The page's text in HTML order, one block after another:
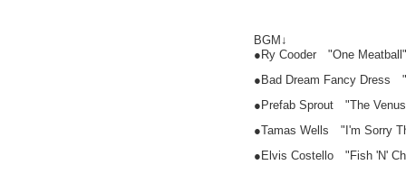
BGM↓
●Ry Cooder "One Meatball"
●Bad Dream Fancy Dress
●Prefab Sprout "The
●Tamas Wells "I'm Sorry
●Elvis Costello "Fish 'N'